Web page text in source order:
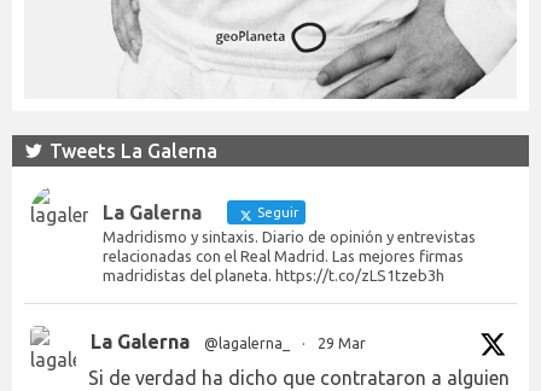
Tweets La Galerna
La Galerna Seguir
Madridismo y sintaxis. Diario de opinión y entrevistas
relacionadas con el Real Madrid. Las mejores firmas
madridistas del planeta. https://t.co/zLS1tzeb3h
La Galerna @lagalerna_ · 29 Mar
Si de verdad ha dicho que contrataron a alguien